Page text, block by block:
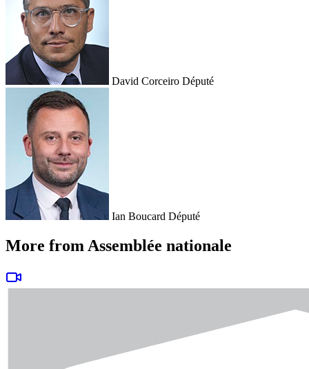
David Corceiro Député
Ian Boucard Député
More from Assemblée nationale